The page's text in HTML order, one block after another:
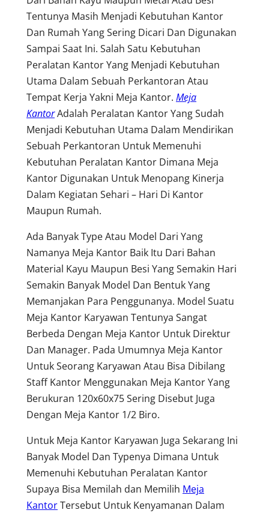
Tentunya Masih Menjadi Kebutuhan Kantor
Dan Rumah Yang Sering Dicari Dan Digunakan
Sampai Saat Ini. Salah Satu Kebutuhan
Peralatan Kantor Yang Menjadi Kebutuhan
Utama Dalam Sebuah Perkantoran Atau
Tempat Kerja Yakni Meja Kantor. Meja
KantorAdalah Peralatan Kantor Yang Sudah
Menjadi Kebutuhan Utama Dalam Mendirikan
Sebuah Perkantoran Untuk Memenuhi
Kebutuhan Peralatan Kantor Dimana Meja
Kantor Digunakan Untuk Menopang Kinerja
Dalam Kegiatan Sehari – Hari Di Kantor
Maupun Rumah.
Ada Banyak Type Atau Model Dari Yang
Namanya Meja Kantor Baik Itu Dari Bahan
Material Kayu Maupun Besi Yang Semakin Hari
Semakin Banyak Model Dan Bentuk Yang
Memanjakan Para Penggunanya. Model Suatu
Meja Kantor Karyawan Tentunya Sangat
Berbeda Dengan Meja Kantor Untuk Direktur
Dan Manager. Pada Umumnya Meja Kantor
Untuk Seorang Karyawan Atau Bisa Dibilang
Staff Kantor Menggunakan Meja Kantor Yang
Berukuran 120x60x75 Sering Disebut Juga
Dengan Meja Kantor 1/2 Biro.
Untuk Meja Kantor Karyawan Juga Sekarang Ini
Banyak Model Dan Typenya Dimana Untuk
Memenuhi Kebutuhan Peralatan Kantor
Supaya Bisa Memilah dan Memilih Meja
KantorTersebut Untuk Kenyamanan Dalam